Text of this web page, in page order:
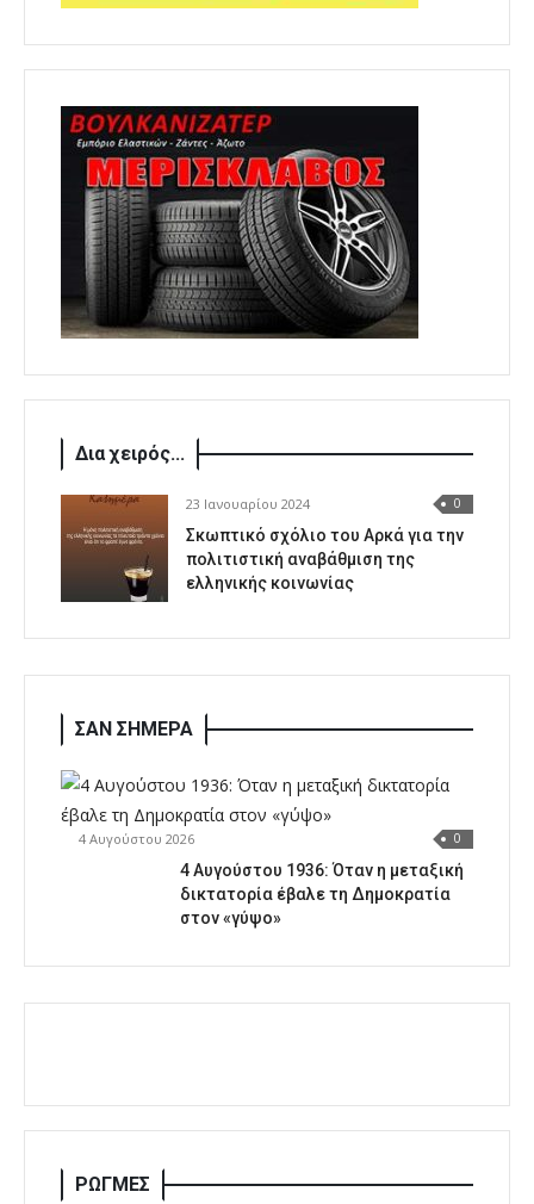
Δια χειρός...
23 Ιανουαρίου 2024 0
Σκωπτικό σχόλιο του Αρκά για την
πολιτιστική αναβάθμιση της
ελληνικής κοινωνίας
ΣΑΝ ΣΗΜΕΡΑ
4 Αυγούστου 2026 0
4 Αυγούστου 1936: Όταν η μεταξική
δικτατορία έβαλε τη Δημοκρατία
στον «γύψο»
ΡΩΓΜΕΣ